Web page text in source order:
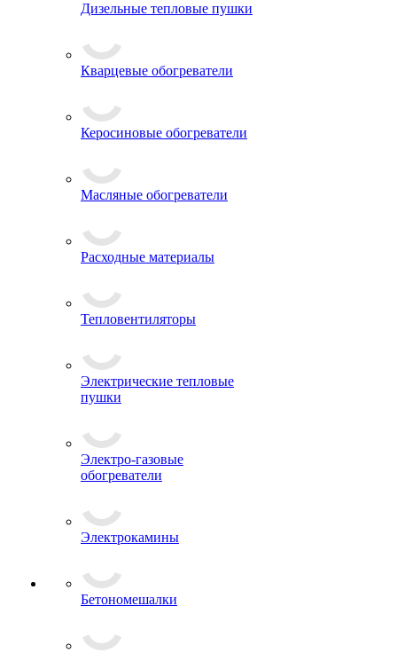
Дизельные тепловые пушки
Кварцевые обогреватели
Керосиновые обогреватели
Масляные обогреватели
Расходные материалы
Тепловентиляторы
Электрические тепловые
пушки
Электро-газовые
обогреватели
Электрокамины
Бетономешалки